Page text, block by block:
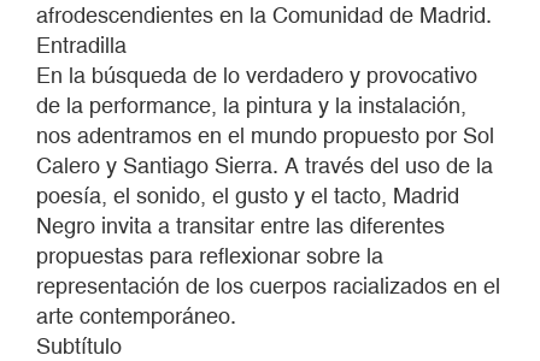
afrodescendientes en la Comunidad de Madrid.
Entradilla
En la búsqueda de lo verdadero y provocativo
de la performance, la pintura y la instalación,
nos adentramos en el mundo propuesto por Sol
Calero y Santiago Sierra. A través del uso de la
poesía, el sonido, el gusto y el tacto, Madrid
Negro invita a transitar entre las diferentes
propuestas para reflexionar sobre la
representación de los cuerpos racializados en el
arte contemporáneo.
Subtítulo